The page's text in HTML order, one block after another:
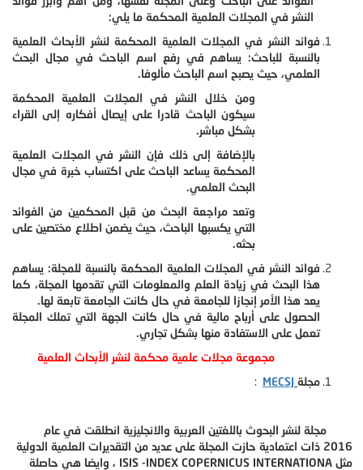
النشر في المجلات العلمية المحكمة ما يلي:
فوائد النشر في المجلات العلمية المحكمة لنشر الأبحاث العلمية
بالنسبة للباحث: يساهم في رفع اسم الباحث في مجال البحث
العلمي، حيث يصبح اسم الباحث مألوفا.
ومن خلال النشر في المجلات العلمية المحكمة
سيكون الباحث قادرا على إيصال أفكاره إلى القراء
بشكل مباشر.
بالإضافة إلى ذلك فإن النشر في المجلات العلمية
المحكمة يساعد الباحث على اكتساب خبرة في مجال
البحث العلمي.
وتعد مراجعة البحث من قبل المحكمين من الفوائد
التي يكسبها الباحث، حيث يضمن اطلاع مختصين على
بحثه.
فوائد النشر في المجلات العلمية المحكمة بالنسبة للمجلة: يساهم
هذا البحث في زيادة العلم والمعلومات التي تقدمها المجلة، كما
يعد هذا الأمر إنجازا للجامعة في حال كانت الجامعة تابعة لها.
الحصول على أرباح مالية في حال كانت الجهة التي تملك المجلة
تعمل على الاستفادة منها بشكل تجاري.
مجموعة مجلات علمية محكمة لنشر الأبحاث العلمية
مجلة MECSJ
:
مجلة لنشر البحوث باللغتين العربية والانجليزية انطلقت في عام
2016 ذات اعتمادية حازت المجلة على عديد من التقديرات العلمية الدولية
مثل ISIS -INDEX COPERNICUS INTERNATIONA ، وايضا هي حاصلة